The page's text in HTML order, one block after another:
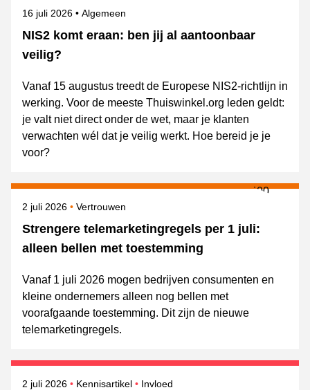
NIS2 komt eraan: ben jij al aantoonbaar
veilig?
Gepubliceerd op
16 juli 2026 Onderwerpen
Algemeen
Vanaf 15 augustus treedt de Europese NIS2-richtlijn in
werking. Voor de meeste Thuiswinkel.org leden geldt:
je valt niet direct onder de wet, maar je klanten
verwachten wél dat je veilig werkt. Hoe bereid je je
voor?
Strengere telemarketingregels per 1 juli:
alleen bellen met toestemming
Gepubliceerd op
2 juli 2026 Onderwerpen
Vertrouwen
Vanaf 1 juli 2026 mogen bedrijven consumenten en
kleine ondernemers alleen nog bellen met
voorafgaande toestemming. Dit zijn de nieuwe
telemarketingregels.
Gepubliceerd op
2 juli 2026 Kennisartikel Onderwerpen
Invloed